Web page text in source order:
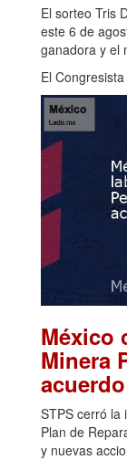
El sorteo Tris
este 6 de
ganadora y el
El Congresista
México
Minera
STPS cerró la
Plan de
y nuevas